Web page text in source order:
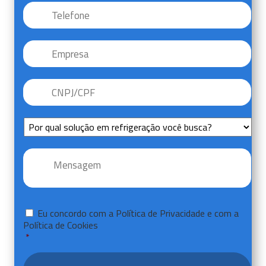
Telefone
Empresa
CNPJ/CPF
Sem
Título
Mensagem
Consentir
Eu concordo com a Política de Privacidade e com a
Política de Cookies
*
CAPTCHA